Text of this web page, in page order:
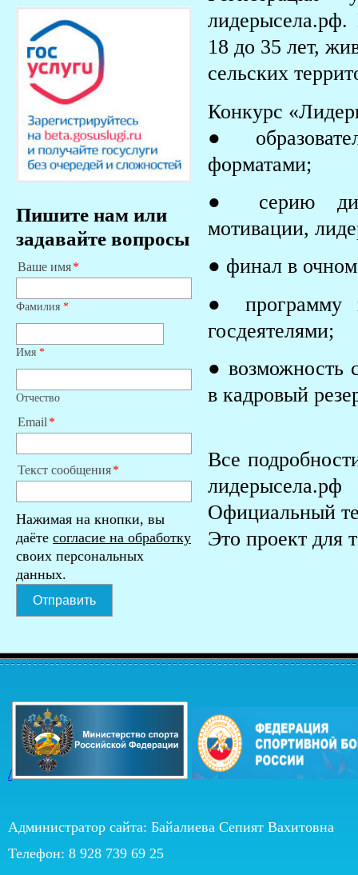
Пишите нам или
задавайте вопросы
Ваше имя
Фамилия *
Имя *
Отчество
Email
Текст сообщения
Нажимая на кнопки, вы
даёте согласие на обработку
своих персональных
данных.
Отправить
18 до 35 лет,
сельских
Конкурс
●
форматами;
● серию
мотивации,
● финал в
● программу
госдеятелями;
● возможность
в кадровый
Все
лидерысела.рф
Официальный
Это проект для
/
Администратор сайта: Байалиева Сепият Вахитовна
Телефон: 8 928 739 69 25